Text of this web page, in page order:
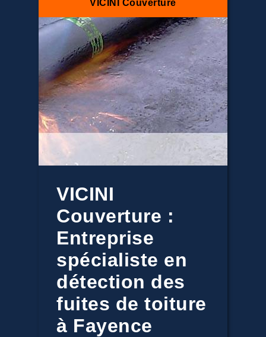
VICINI Couverture
VICINI
Couverture :
Entreprise
spécialiste en
détection des
fuites de toiture
à Fayence